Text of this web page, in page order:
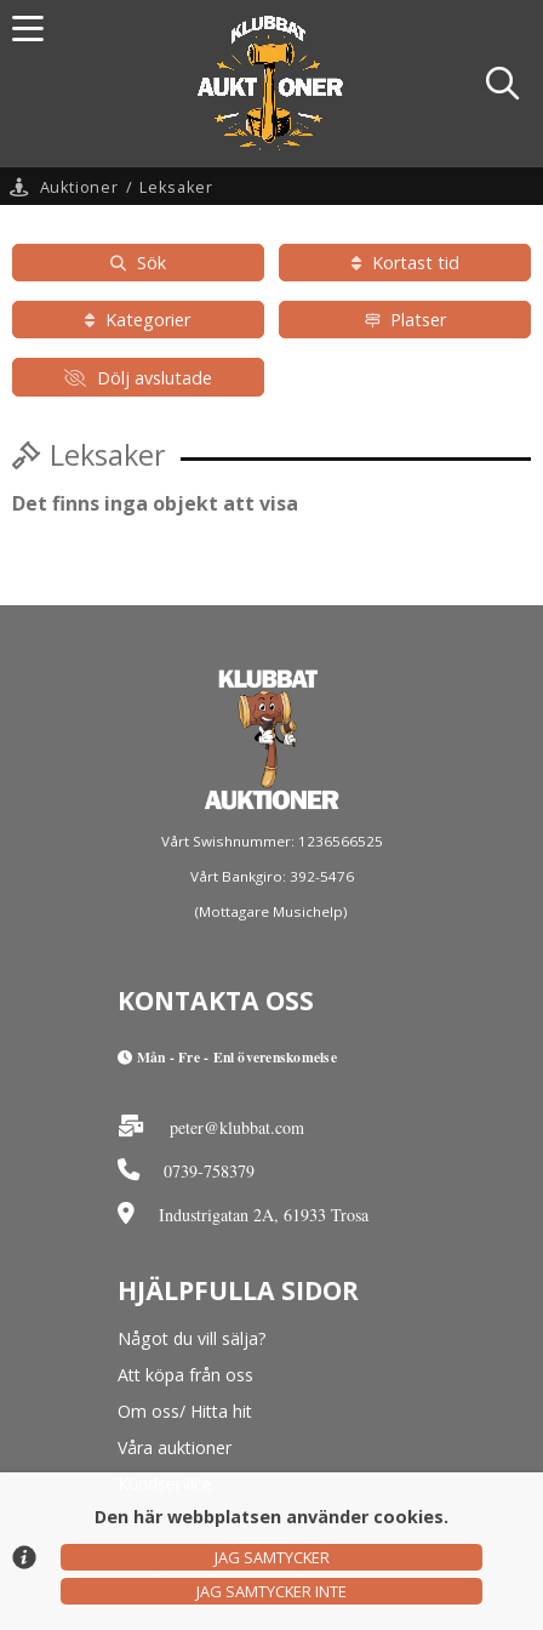
Auktioner / Leksaker
Sök Kortast tid
Kategorier Platser
Dölj avslutade
Leksaker
Det finns inga objekt att visa
Vårt Swishnummer: 1236566525
Vårt Bankgiro: 392-5476
(Mottagare Musichelp)
KONTAKTA OSS
Mån - Fre - Enl överenskomelse
peter@klubbat.com
0739-758379
Industrigatan 2A, 61933 Trosa
HJÄLPFULLA SIDOR
Något du vill sälja?
Att köpa från oss
Om oss/ Hitta hit
Våra auktioner
© Argonova Auktionsplattform 2026
Den här webbplatsen använder cookies.
JAG SAMTYCKER
JAG SAMTYCKER INTE